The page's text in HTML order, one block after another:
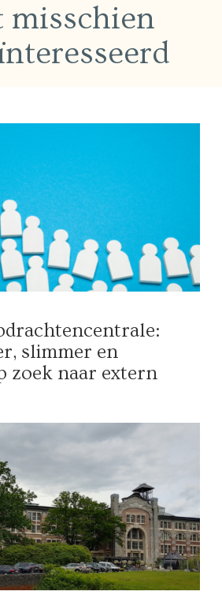
misschien
slimmer en
zoek naar extern